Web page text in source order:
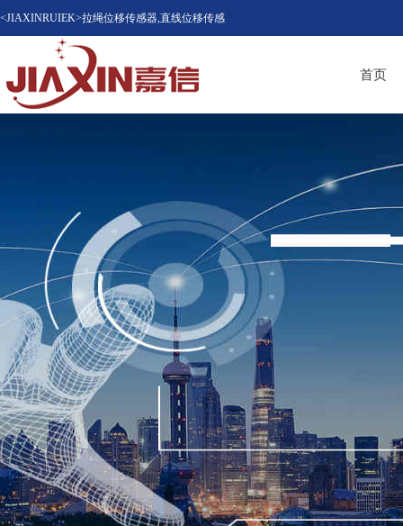
<JIAXINRUIEK>拉绳位移传感器,直线位移传感
器（位移计），磁致伸缩位移传感器，LVDT位
移传感器知名品牌供应商
首页